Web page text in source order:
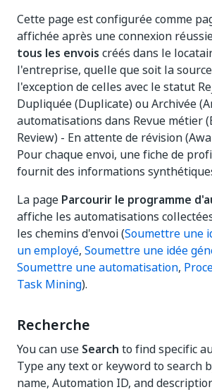
Cette page est configurée comme
affichée après une connexion
tous les envois créés dans le
l'entreprise, quelle que soit la
l'exception de celles avec le statut
Dupliquée (Duplicate) ou Archivée
automatisations dans Revue métier
Review) - En attente de révision
Pour chaque envoi, une fiche de
fournit des informations
La page Parcourir le programme
affiche les automatisations
les chemins d'envoi (Soumettre une
un employé, Soumettre une idée
Soumettre une automatisation,
Task Mining).
Recherche
You can use Search to find specific
Type any text or keyword to search
name, Automation ID, and